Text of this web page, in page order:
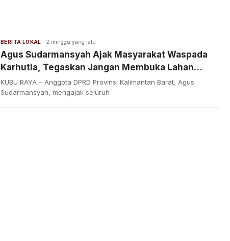
BERITA LOKAL 2 minggu yang lalu
Agus Sudarmansyah Ajak Masyarakat Waspada
Karhutla, Tegaskan Jangan Membuka Lahan
dengan Cara Dibakar
KUBU RAYA – Anggota DPRD Provinsi Kalimantan Barat, Agus
Sudarmansyah, mengajak seluruh